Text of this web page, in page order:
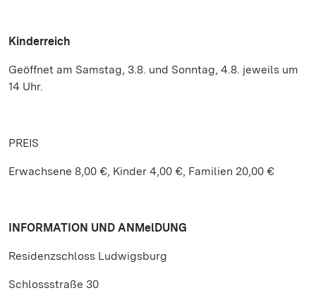
Kinderreich
Geöffnet am Samstag, 3.8. und Sonntag, 4.8. jeweils um
14 Uhr.
PREIS
Erwachsene 8,00 €, Kinder 4,00 €, Familien 20,00 €
INFORMATION UND ANMelDUNG
Residenzschloss Ludwigsburg
Schlossstraße 30